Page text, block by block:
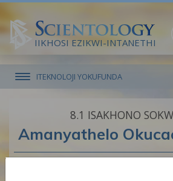
IIKHOSI EZIKWI-INTANETHI
ITEKNOLOJI YOKUFUNDA
8.‎1 ISAKHONO
Amanyathelo